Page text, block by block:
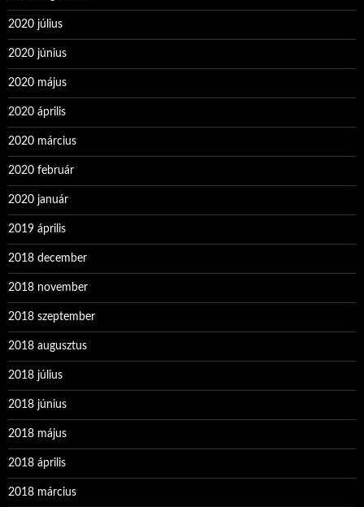
2020 július
2020 június
2020 május
2020 április
2020 március
2020 február
2020 január
2019 április
2018 december
2018 november
2018 szeptember
2018 augusztus
2018 július
2018 június
2018 május
2018 április
2018 március